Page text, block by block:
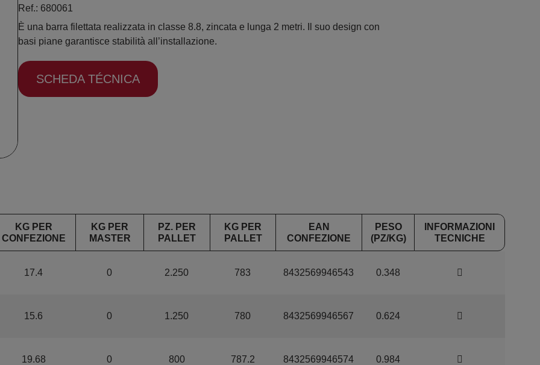
Ref.: 680061
È una barra filettata realizzata in classe 8.8, zincata e lunga 2 metri. Il suo design con
basi piane garantisce stabilità all’installazione.
SCHEDA TÉCNICA
KG PER
CONFEZIONE
KG PER
MASTER
PZ. PER
PALLET
KG PER
PALLET
EAN
CONFEZIONE
PESO
(PZ/KG)
INFORMAZIONI
TECNICHE
17.4 0 2.250 783 8432569946543 0.348
15.6 0 1.250 780 8432569946567 0.624
19.68 0 800 787.2 8432569946574 0.984